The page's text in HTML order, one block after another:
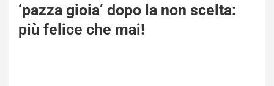
‘pazza gioia’ dopo la non scelta:
più felice che mai!